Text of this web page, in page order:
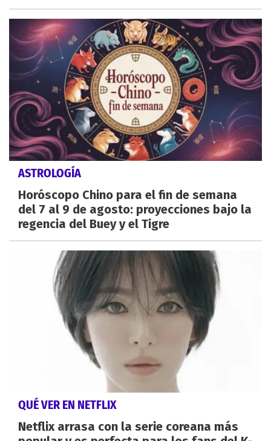
ASTROLOGÍA
Horóscopo Chino para el fin de semana
del 7 al 9 de agosto: proyecciones bajo la
regencia del Buey y el Tigre
QUÉ VER EN NETFLIX
Netflix arrasa con la serie coreana más